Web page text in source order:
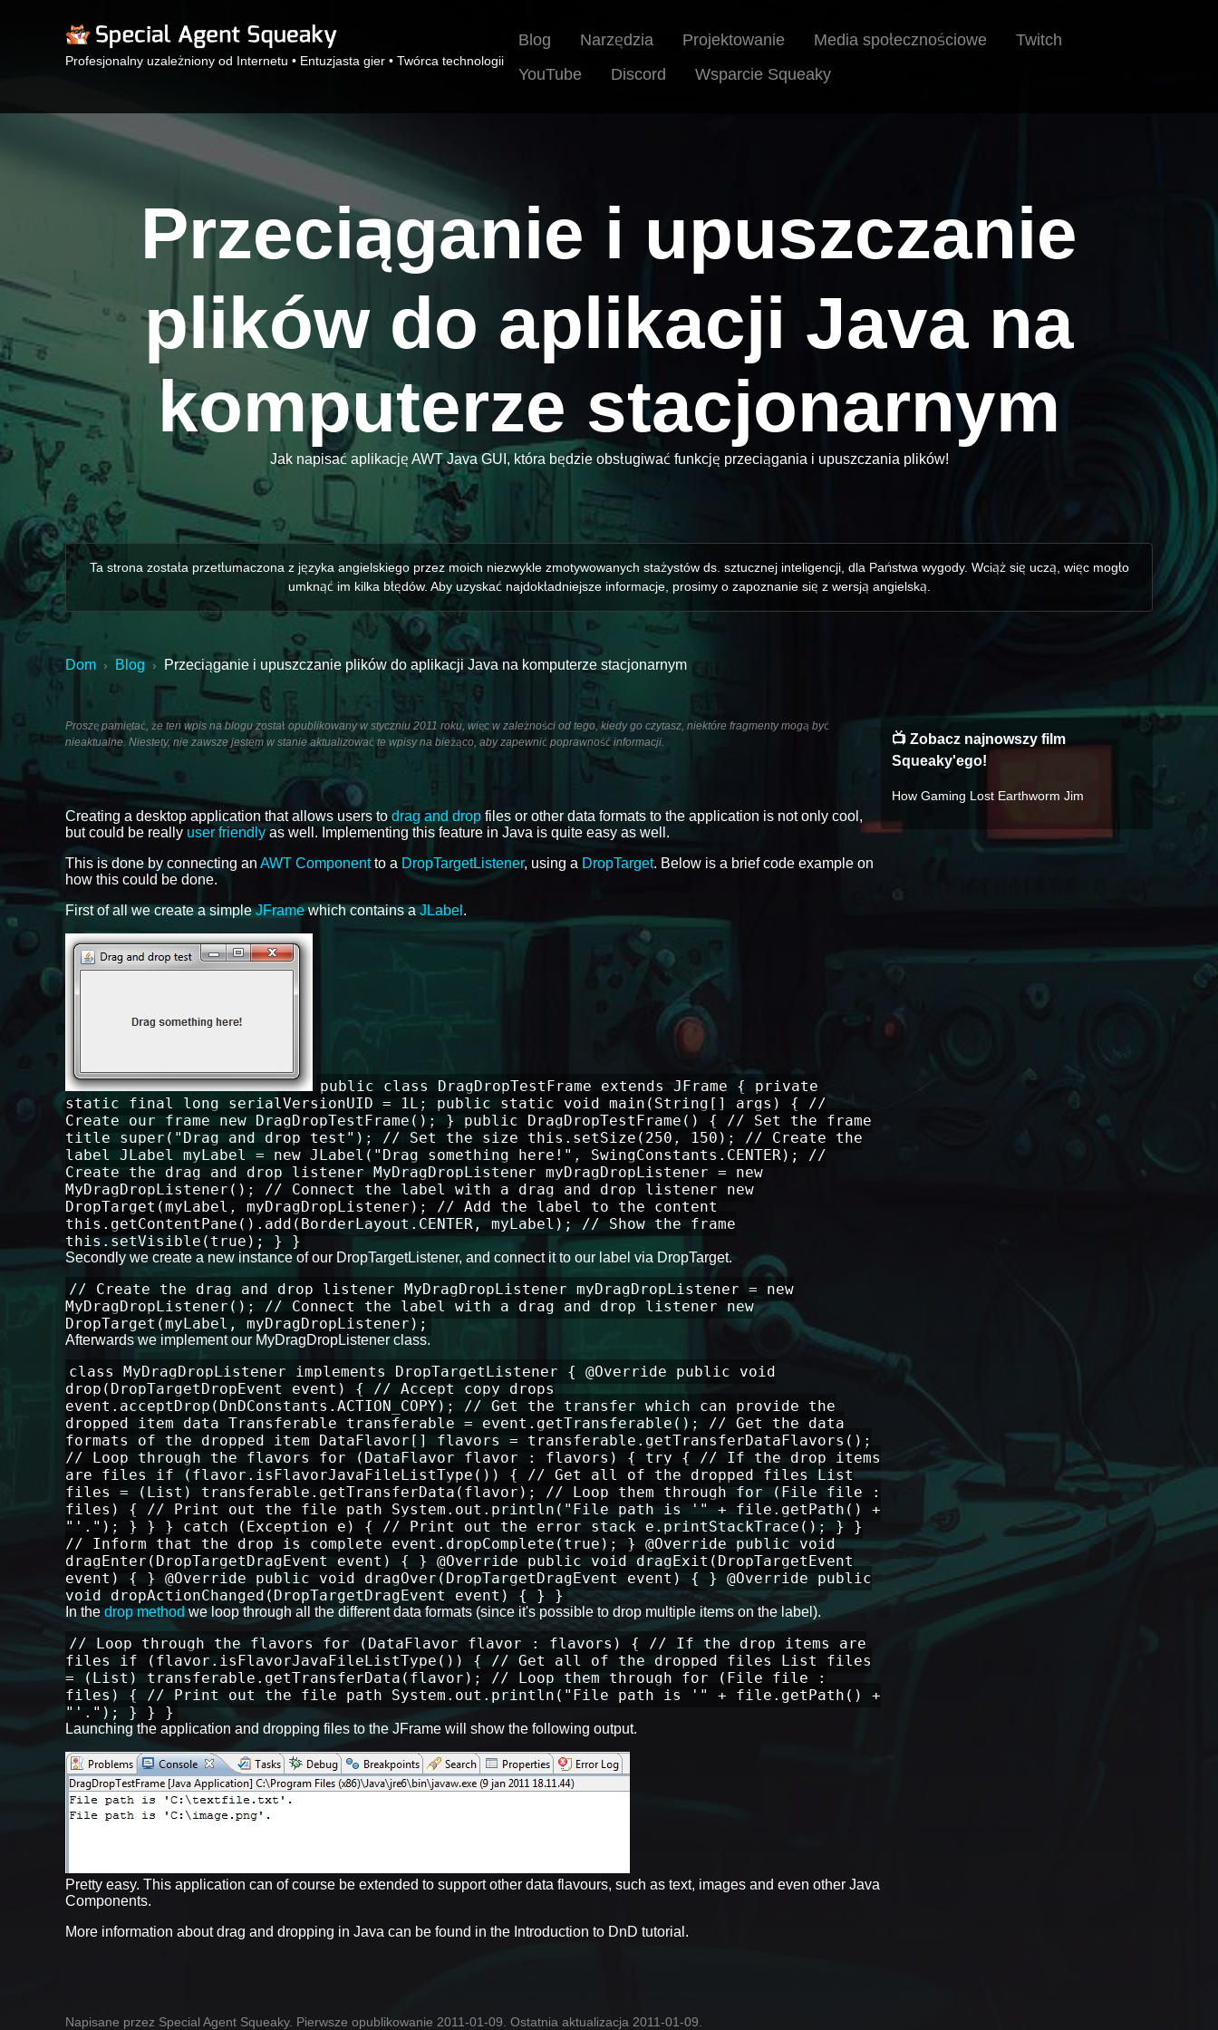
Profesjonalny uzależniony od Internetu • Entuzjasta gier • Twórca technologii
Blog Narzędzia Projektowanie Media społecznościowe
Twitch
YouTube
Discord Wsparcie Squeaky
Przeciąganie i upuszczanie
plików do aplikacji Java na
komputerze stacjonarnym
Jak napisać aplikację AWT Java GUI, która będzie obsługiwać funkcję przeciągania i upuszczania plików!
Ta strona została przetłumaczona z języka angielskiego przez moich niezwykle zmotywowanych stażystów ds. sztucznej inteligencji, dla Państwa wygody. Wciąż się uczą, więc mogło
umknąć im kilka błędów. Aby uzyskać najdokładniejsze informacje, prosimy o zapoznanie się z wersją angielską.
Dom › Blog › Przeciąganie i upuszczanie plików do aplikacji Java na komputerze stacjonarnym
Proszę pamiętać, że ten wpis na blogu został opublikowany w styczniu 2011 roku, więc w zależności od tego, kiedy go czytasz, niektóre fragmenty mogą być
nieaktualne. Niestety, nie zawsze jestem w stanie aktualizować te wpisy na bieżąco, aby zapewnić poprawność informacji.
Creating a desktop application that allows users to drag and drop files or other data formats to the application is not only cool,
but could be really user friendly as well. Implementing this feature in Java is quite easy as well.
This is done by connecting an AWT Componentto a DropTargetListener, using a DropTarget. Below is a brief code example on
how this could be done.
First of all we create a simpleJFramewhich contains aJLabel .
public class DragDropTestFrame extends JFrame { private
static final long serialVersionUID = 1L; public static void main(String[] args) { //
Create our frame new DragDropTestFrame(); } public DragDropTestFrame() { // Set the frame
title super("Drag and drop test"); // Set the size this.setSize(250, 150); // Create the
label JLabel myLabel = new JLabel("Drag something here!", SwingConstants.CENTER); //
Create the drag and drop listener MyDragDropListener myDragDropListener = new
MyDragDropListener(); // Connect the label with a drag and drop listener new
DropTarget(myLabel, myDragDropListener); // Add the label to the content
this.getContentPane().add(BorderLayout.CENTER, myLabel); // Show the frame
this.setVisible(true); } }
Secondly we create a new instance of our DropTargetListener, and connect it to our label via DropTarget.
// Create the drag and drop listener MyDragDropListener myDragDropListener = new
MyDragDropListener(); // Connect the label with a drag and drop listener new
DropTarget(myLabel, myDragDropListener);
Afterwards we implement our MyDragDropListener class.
class MyDragDropListener implements DropTargetListener { @Override public void
drop(DropTargetDropEvent event) { // Accept copy drops
event.acceptDrop(DnDConstants.ACTION_COPY); // Get the transfer which can provide the
dropped item data Transferable transferable = event.getTransferable(); // Get the data
formats of the dropped item DataFlavor[] flavors = transferable.getTransferDataFlavors();
// Loop through the flavors for (DataFlavor flavor : flavors) { try { // If the drop items
are files if (flavor.isFlavorJavaFileListType()) { // Get all of the dropped files List
files = (List) transferable.getTransferData(flavor); // Loop them through for (File file :
files) { // Print out the file path System.out.println("File path is '" + file.getPath() +
"'."); } } } catch (Exception e) { // Print out the error stack e.printStackTrace(); } }
// Inform that the drop is complete event.dropComplete(true); } @Override public void
dragEnter(DropTargetDragEvent event) { } @Override public void dragExit(DropTargetEvent
event) { } @Override public void dragOver(DropTargetDragEvent event) { } @Override public
void dropActionChanged(DropTargetDragEvent event) { } }
In the drop methodwe loop through all the different data formats (since it's possible to drop multiple items on the label).
// Loop through the flavors for (DataFlavor flavor : flavors) { // If the drop items are
files if (flavor.isFlavorJavaFileListType()) { // Get all of the dropped files List files
= (List) transferable.getTransferData(flavor); // Loop them through for (File file :
files) { // Print out the file path System.out.println("File path is '" + file.getPath() +
"'."); } } }
Launching the application and dropping files to the JFrame will show the following output.
Pretty easy. This application can of course be extended to support other data flavours, such as text, images and even other Java
Components.
More information about drag and dropping in Java can be found in the Introduction to DnD tutorial.
Napisane przez Special Agent Squeaky. Pierwsze opublikowanie 2011-01-09. Ostatnia aktualizacja 2011-01-09.
📺 Zobacz najnowszy film
Squeaky'ego!
How Gaming Lost Earthworm Jim